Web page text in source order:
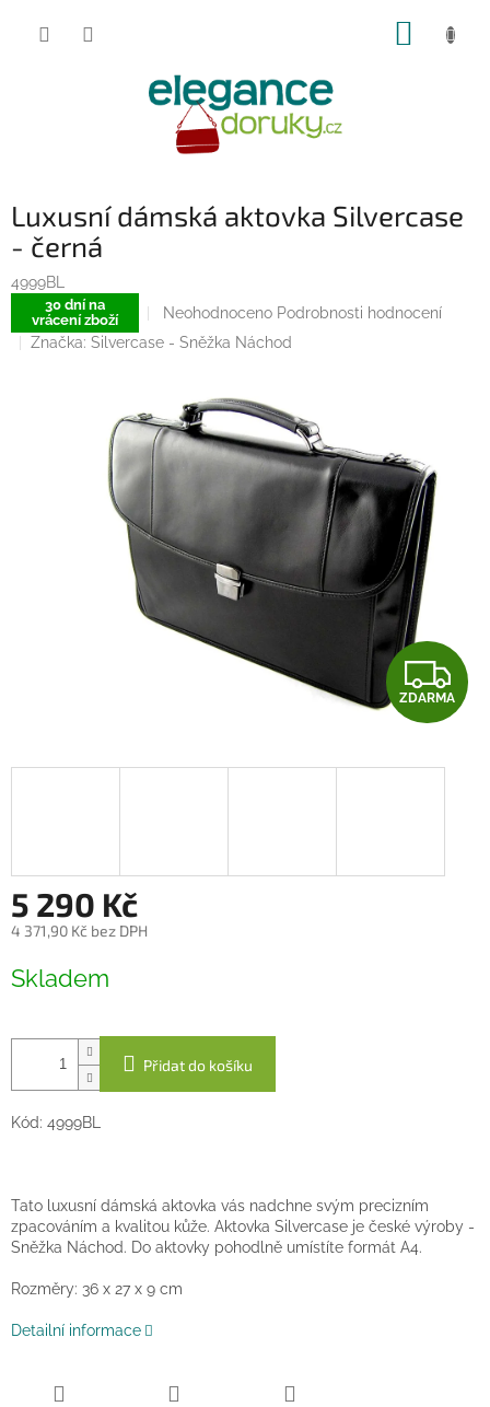
Luxusní dámská aktovka Silvercase
- černá
4999BL
30 dní na
vrácení zboží
Průměrné
hodnocení
produktu
z
5
hvězdiček.
Neohodnoceno Podrobnosti hodnocení
Značka: Silvercase - Sněžka Náchod
Z
D
ZDARMA
5 290 Kč
4 371,90 Kč bez DPH
cena:
Skladem
Přidat do košíku
Kód: 4999BL
Tato luxusní dámská aktovka vás nadchne svým precizním
zpacováním a kvalitou kůže. Aktovka Silvercase je české výroby -
Sněžka Náchod. Do aktovky pohodlně umístíte formát A4.
Rozměry: 36 x 27 x 9 cm
Detailní informace